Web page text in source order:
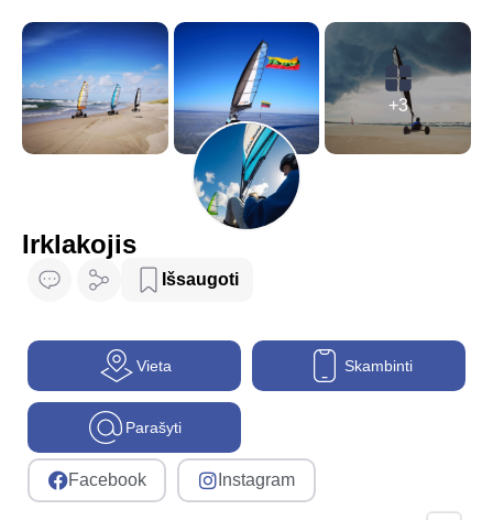
+3
Irklakojis
Išsaugoti
Vieta Skambinti
Parašyti
Facebook Instagram